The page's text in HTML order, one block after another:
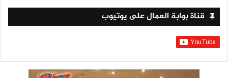
قناة بوابة العمال على يوتيوب